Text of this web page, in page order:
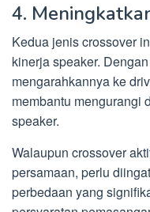
4.
Kedua jenis crossover
kinerja speaker.
mengarahkannya ke
membantu mengurangi
speaker.
Walaupun crossover
persamaan, perlu
perbedaan yang